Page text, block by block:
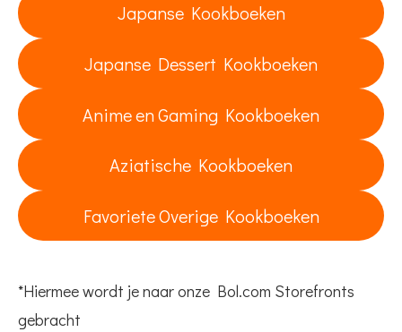
Japanse Kookboeken
Japanse Dessert Kookboeken
Anime en Gaming Kookboeken
Aziatische Kookboeken
Favoriete Overige Kookboeken
*Hiermee wordt je naar onze Bol.com Storefronts
gebracht